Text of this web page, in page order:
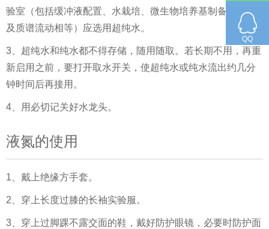
验室（包括缓冲液配置、水栽培、微生物培养基制备、色谱
及质谱流动相等）应选用超纯水。
3、超纯水和纯水都不得存储，随用随取。若长期不用，再重
新启用之前，要打开取水开关，使超纯水或纯水流出约几分
钟时间后再接用。
4、用必切记关好水龙头。
液氮的使用
1、戴上绝缘方手套。
2、穿上长度过膝的长袖实验服。
3、穿上过脚踝不露交面的鞋，戴好防护眼镜，必要时防护面
QQ